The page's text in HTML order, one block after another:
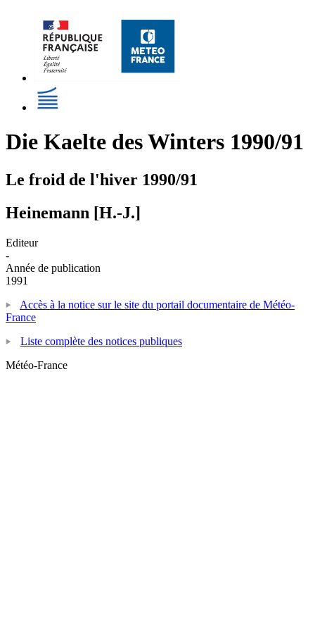
Die Kaelte des Winters 1990/91
Le froid de l'hiver 1990/91
Heinemann [H.-J.]
Editeur
-
Année de publication
1991
Accès à la notice sur le site du portail documentaire de Météo-
France
Liste complète des notices publiques
Météo-France